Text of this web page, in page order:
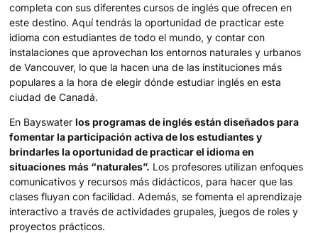
completa con sus diferentes cursos de inglés que ofrecen en
este destino. Aquí tendrás la oportunidad de practicar este
idioma con estudiantes de todo el mundo, y contar con
instalaciones que aprovechan los entornos naturales y urbanos
de Vancouver, lo que la hacen una de las instituciones más
populares a la hora de elegir dónde estudiar inglés en esta
ciudad de Canadá.
En Bayswaterlos programas de inglés están diseñados para
fomentar la participación activa de los estudiantes y
brindarles la oportunidad de practicar el idioma en
situaciones más “naturales”. Los profesores utilizan enfoques
comunicativos y recursos más didácticos, para hacer que las
clases fluyan con facilidad. Además, se fomenta el aprendizaje
interactivo a través de actividades grupales, juegos de roles y
proyectos prácticos.